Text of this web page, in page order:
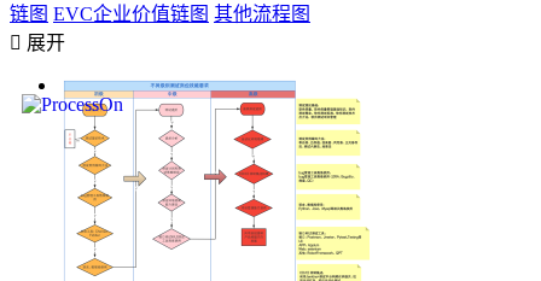
链图 EVC企业价值链图 其他流程图
 展开